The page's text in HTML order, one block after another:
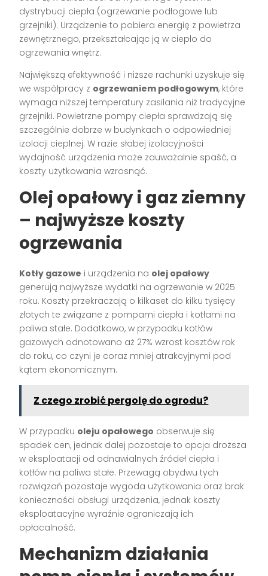
dystrybucji ciepła (ogrzewanie podłogowe lub
grzejniki). Urządzenie to pobiera energię z powietrza
zewnętrznego, przekształcając ją w ciepło do
ogrzewania wnętrz.
Największą efektywność i niższe rachunki uzyskuje się
we współpracy z ogrzewaniem podłogowym, które
wymaga niższej temperatury zasilania niż tradycyjne
grzejniki. Powietrzne pompy ciepła sprawdzają się
szczególnie dobrze w budynkach o odpowiedniej
izolacji cieplnej. W razie słabej izolacyjności
wydajność urządzenia może zauważalnie spaść, a
koszty użytkowania wzrosnąć.
Olej opałowy i gaz ziemny
– najwyższe koszty
ogrzewania
Kotły gazowe i urządzenia na olej opałowy
generują najwyższe wydatki na ogrzewanie w 2025
roku. Koszty przekraczają o kilkaset do kilku tysięcy
złotych te związane z pompami ciepła i kotłami na
paliwa stałe. Dodatkowo, w przypadku kotłów
gazowych odnotowano aż 27% wzrost kosztów rok
do roku, co czyni je coraz mniej atrakcyjnymi pod
kątem ekonomicznym.
Z czego zrobić pergolę do ogrodu?
W przypadku oleju opałowego obserwuje się
spadek cen, jednak dalej pozostaje to opcja droższa
w eksploatacji od odnawialnych źródeł ciepła i
kotłów na paliwa stałe. Przewagą obydwu tych
rozwiązań pozostaje wygoda użytkowania oraz brak
konieczności obsługi urządzenia, jednak koszty
eksploatacyjne wyraźnie ograniczają ich
opłacalność.
Mechanizm działania